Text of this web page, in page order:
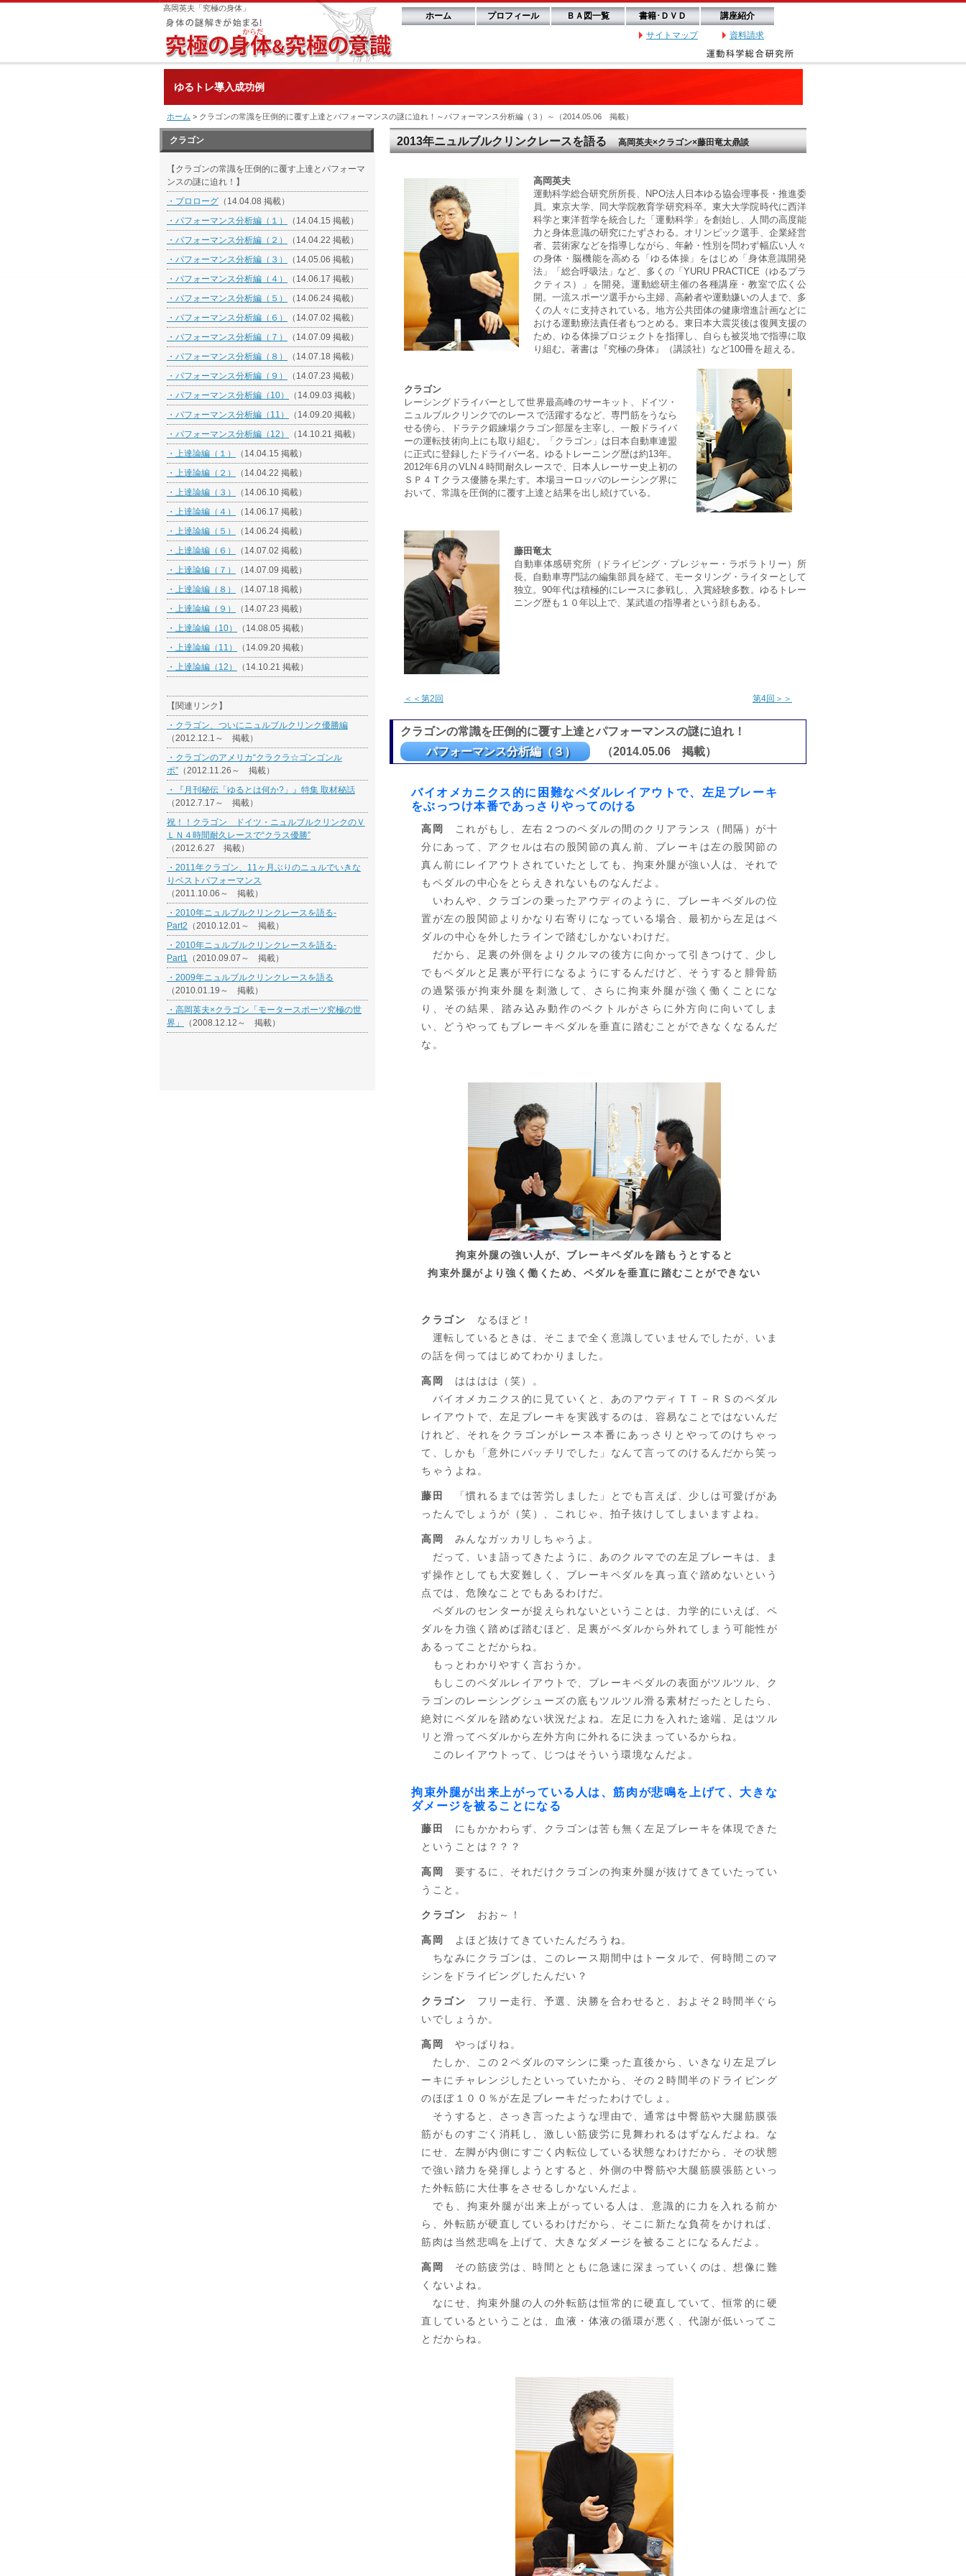
高岡英夫「究極の身体」
ホーム プロフィール ＢＡ図一覧 書籍･ＤＶＤ
講座紹介
サイトマップ
資料請求
ゆるトレ導入成功例
ホーム > クラゴンの常識を圧倒的に覆す上達とパフォーマンスの謎に迫れ！～パフォーマンス分析編（３）～（2014.05.06 掲載）
クラゴン
【クラゴンの常識を圧倒的に覆す上達とパフォーマ
ンスの謎に迫れ！】
・プロローグ （14.04.08 掲載）
・パフォーマンス分析編（１）
（14.04.15 掲載）
・パフォーマンス分析編（２）
（14.04.22 掲載）
・パフォーマンス分析編（３）
（14.05.06 掲載）
・パフォーマンス分析編（４）
（14.06.17 掲載）
・パフォーマンス分析編（５）
（14.06.24 掲載）
・パフォーマンス分析編（６）
（14.07.02 掲載）
・パフォーマンス分析編（７）
（14.07.09 掲載）
・パフォーマンス分析編（８）
（14.07.18 掲載）
・パフォーマンス分析編（９）
（14.07.23 掲載）
・パフォーマンス分析編（10）
（14.09.03 掲載）
・パフォーマンス分析編（11）
（14.09.20 掲載）
・パフォーマンス分析編（12）
（14.10.21 掲載）
・上達論編（１）
（14.04.15 掲載）
・上達論編（２）
（14.04.22 掲載）
・上達論編（３）
（14.06.10 掲載）
・上達論編（４）
（14.06.17 掲載）
・上達論編（５）
（14.06.24 掲載）
・上達論編（６）
（14.07.02 掲載）
・上達論編（７）
（14.07.09 掲載）
・上達論編（８）
（14.07.18 掲載）
・上達論編（９）
（14.07.23 掲載）
・上達論編（10）
（14.08.05 掲載）
・上達論編（11）
（14.09.20 掲載）
・上達論編（12）
（14.10.21 掲載）
【関連リンク】
・クラゴン、ついにニュルブルクリンク優勝編
（2012.12.1～ 掲載）
・クラゴンのアメリカ“クラクラ☆ゴンゴンル
ポ” （2012.11.26～ 掲載）
・『月刊秘伝「ゆるとは何か?」』特集 取材秘話
（2012.7.17～ 掲載）
祝！！クラゴン ドイツ・ニュルブルクリンクのＶ
ＬＮ４時間耐久レースで“クラス優勝”
（2012.6.27 掲載）
・2011年クラゴン、11ヶ月ぶりのニュルでいきな
りベストパフォーマンス
（2011.10.06～ 掲載）
・2010年ニュルブルクリンクレースを語る-
Part2 （2010.12.01～ 掲載）
・2010年ニュルブルクリンクレースを語る-
Part1 （2010.09.07～ 掲載）
・2009年ニュルブルクリンクレースを語る
（2010.01.19～ 掲載）
・高岡英夫×クラゴン「モータースポーツ究極の世
界」
（2008.12.12～ 掲載）
2013年ニュルブルクリンクレースを語る高岡英夫×クラゴン×藤田竜太鼎談
高岡英夫
運動科学総合研究所所長、NPO法人日本ゆる協会理事長・推進委
員。東京大学、同大学院教育学研究科卒。東大大学院時代に西洋
科学と東洋哲学を統合した「運動科学」を創始し、人間の高度能
力と身体意識の研究にたずさわる。オリンピック選手、企業経営
者、芸術家などを指導しながら、年齢・性別を問わず幅広い人々
の身体・脳機能を高める「ゆる体操」をはじめ「身体意識開発
法」「総合呼吸法」など、多くの「YURU PRACTICE（ゆるプラ
クティス）」を開発。運動総研主催の各種講座・教室で広く公
開。一流スポーツ選手から主婦、高齢者や運動嫌いの人まで、多
くの人々に支持されている。地方公共団体の健康増進計画などに
おける運動療法責任者もつとめる。東日本大震災後は復興支援の
ため、ゆる体操プロジェクトを指揮し、自らも被災地で指導に取
り組む。著書は『究極の身体』（講談社）など100冊を超える。
クラゴン
レーシングドライバーとして世界最高峰のサーキット、ドイツ・
ニュルブルクリンクでのレースで活躍するなど、専門筋をうなら
せる傍ら、ドラテク鍛練場クラゴン部屋を主宰し、一般ドライバ
ーの運転技術向上にも取り組む。「クラゴン」は日本自動車連盟
に正式に登録したドライバー名。ゆるトレーニング歴は約13年。
2012年6月のVLN４時間耐久レースで、日本人レーサー史上初の
ＳＰ４Ｔクラス優勝を果たす。本場ヨーロッパのレーシング界に
おいて、常識を圧倒的に覆す上達と結果を出し続けている。
藤田竜太
自動車体感研究所（ドライビング・プレジャー・ラボラトリー）所
長。自動車専門誌の編集部員を経て、モータリング・ライターとして
独立。90年代は積極的にレースに参戦し、入賞経験多数。ゆるトレー
ニング歴も１０年以上で、某武道の指導者という顔もある。
＜＜第2回 第4回＞＞
クラゴンの常識を圧倒的に覆す上達とパフォーマンスの謎に迫れ！
パフォーマンス分析編（３）
（2014.05.06 掲載）
バイオメカニクス的に困難なペダルレイアウトで、左足ブレーキ
をぶっつけ本番であっさりやってのける
高岡
これがもし、左右２つのペダルの間のクリアランス（間隔）が十
分にあって、アクセルは右の股関節の真ん前、ブレーキは左の股関節の
真ん前にレイアウトされていたとしても、拘束外腿が強い人は、それで
もペダルの中心をとらえきれないものなんだよ。
いわんや、クラゴンの乗ったアウディのように、ブレーキペダルの位
置が左の股関節よりかなり右寄りになっている場合、最初から左足はペ
ダルの中心を外したラインで踏むしかないわけだ。
だから、足裏の外側をよりクルマの後方に向かって引きつけて、少し
でもペダルと足裏が平行になるようにするんだけど、そうすると腓骨筋
の過緊張が拘束外腿を刺激して、さらに拘束外腿が強く働くことにな
り、その結果、踏み込み動作のベクトルがさらに外方向に向いてしま
い、どうやってもブレーキペダルを垂直に踏むことができなくなるんだ
な。
拘束外腿の強い人が、ブレーキペダルを踏もうとすると
拘束外腿がより強く働くため、ペダルを垂直に踏むことができない
クラゴン なるほど！
運転しているときは、そこまで全く意識していませんでしたが、いま
の話を伺ってはじめてわかりました。
高岡
はははは（笑）。
バイオメカニクス的に見ていくと、あのアウディＴＴ－ＲＳのペダル
レイアウトで、左足ブレーキを実践するのは、容易なことではないんだ
けれど、それをクラゴンがレース本番にあっさりとやってのけちゃっ
て、しかも「意外にバッチリでした」なんて言ってのけるんだから笑っ
ちゃうよね。
藤田
「慣れるまでは苦労しました」とでも言えば、少しは可愛げがあ
ったんでしょうが（笑）、これじゃ、拍子抜けしてしまいますよね。
高岡
みんなガッカリしちゃうよ。
だって、いま語ってきたように、あのクルマでの左足ブレーキは、ま
ず操作としても大変難しく、ブレーキペダルを真っ直ぐ踏めないという
点では、危険なことでもあるわけだ。
ペダルのセンターが捉えられないということは、力学的にいえば、ペ
ダルを力強く踏めば踏むほど、足裏がペダルから外れてしまう可能性が
あるってことだからね。
もっとわかりやすく言おうか。
もしこのペダルレイアウトで、ブレーキペダルの表面がツルツル、ク
ラゴンのレーシングシューズの底もツルツル滑る素材だったとしたら、
絶対にペダルを踏めない状況だよね。左足に力を入れた途端、足はツル
リと滑ってペダルから左外方向に外れるに決まっているからね。
このレイアウトって、じつはそういう環境なんだよ。
拘束外腿が出来上がっている人は、筋肉が悲鳴を上げて、大きな
ダメージを被ることになる
藤田
にもかかわらず、クラゴンは苦も無く左足ブレーキを体現できた
ということは？？？
高岡
要するに、それだけクラゴンの拘束外腿が抜けてきていたってい
うこと。
クラゴン おお～！
高岡
よほど抜けてきていたんだろうね。
ちなみにクラゴンは、このレース期間中はトータルで、何時間このマ
シンをドライビングしたんだい？
クラゴン フリー走行、予選、決勝を合わせると、およそ２時間半ぐら
いでしょうか。
高岡
やっぱりね。
たしか、この２ペダルのマシンに乗った直後から、いきなり左足ブレ
ーキにチャレンジしたといっていたから、その２時間半のドライビング
のほぼ１００％が左足ブレーキだったわけでしょ。
そうすると、さっき言ったような理由で、通常は中臀筋や大腿筋膜張
筋がものすごく消耗し、激しい筋疲労に見舞われるはずなんだよね。な
にせ、左脚が内側にすごく内転位している状態なわけだから、その状態
で強い踏力を発揮しようとすると、外側の中臀筋や大腿筋膜張筋といっ
た外転筋に大仕事をさせるしかないんだよ。
でも、拘束外腿が出来上がっている人は、意識的に力を入れる前か
ら、外転筋が硬直しているわけだから、そこに新たな負荷をかければ、
筋肉は当然悲鳴を上げて、大きなダメージを被ることになるんだよ。
高岡
その筋疲労は、時間とともに急速に深まっていくのは、想像に難
くないよね。
なにせ、拘束外腿の人の外転筋は恒常的に硬直していて、恒常的に硬
直しているということは、血液・体液の循環が悪く、代謝が低いってこ
とだからね。